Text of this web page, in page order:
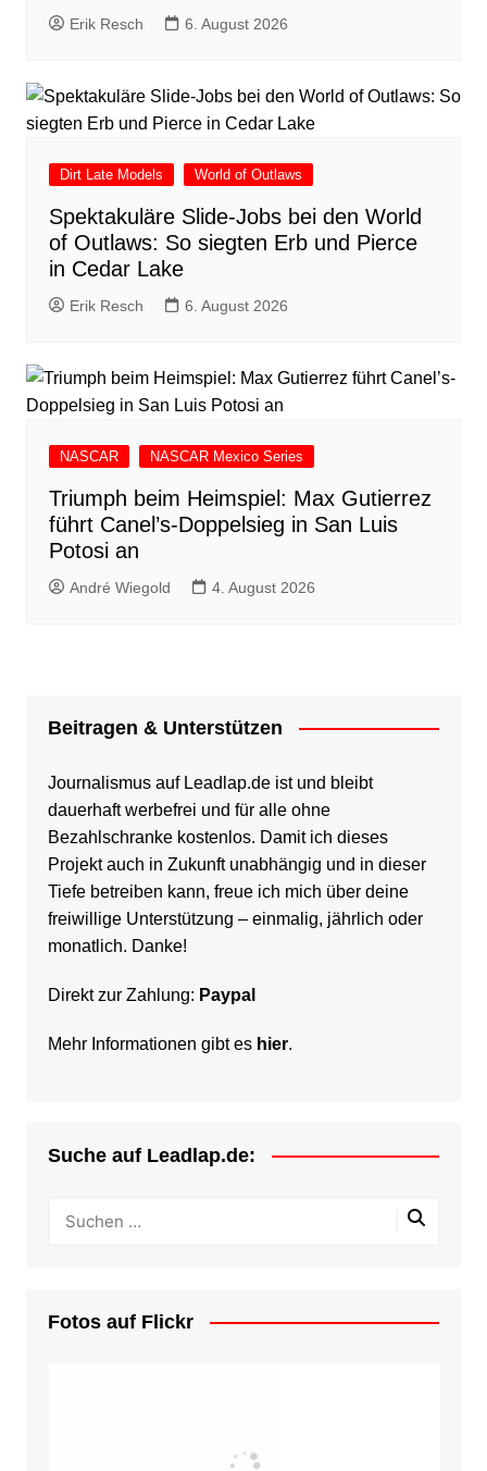
Erik Resch 6. August 2026
Dirt Late Models World of Outlaws
Spektakuläre Slide-Jobs bei den World
of Outlaws: So siegten Erb und Pierce
in Cedar Lake
Erik Resch 6. August 2026
NASCAR NASCAR Mexico Series
Triumph beim Heimspiel: Max Gutierrez
führt Canel’s-Doppelsieg in San Luis
Potosi an
André Wiegold 4. August 2026
Beitragen & Unterstützen
Journalismus auf Leadlap.de ist und bleibt
dauerhaft werbefrei und für alle ohne
Bezahlschranke kostenlos. Damit ich dieses
Projekt auch in Zukunft unabhängig und in dieser
Tiefe betreiben kann, freue ich mich über deine
freiwillige Unterstützung – einmalig, jährlich oder
monatlich. Danke!
Direkt zur Zahlung: Paypal
Mehr Informationen gibt es hier.
Suche auf Leadlap.de:
Fotos auf Flickr